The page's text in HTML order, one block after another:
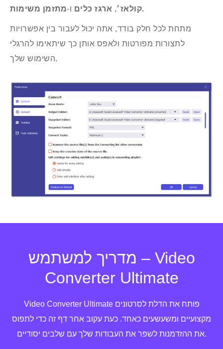
קולאז׳, ארגז כלים ו‑ מתזמן משימות.
מתחת לכל חלק בודד, אתה יכול לעבור בין אפשרויות
לתצורות מפורטות ולאפס אותן כך שיתאימו להרגלי
השימוש שלך.
מדריך למשתמש – Video
Converter Ultimate
Video Converter Ultimate פותח את הדלת לסרטונים
מקצועיים ומשעשעים כאחד. כעת עקוב אחר דף זה כדי לתפוס
את ההזדמנות לשפר את העבודות שלך עם שלבים יסודיים.